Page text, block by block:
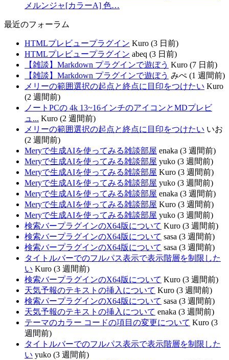
メルンジャ[カラーA] 色…
最近のフォーラム
HTMLプレビュープラグイン Kuro (3 日前)
HTMLプレビュープラグイン abeq (3 日前)
【雑談】Markdown プラグインで遊ぼう Kuro (7 日前)
【雑談】Markdown プラグインで遊ぼう みぺ (1 週間前)
メリーの範囲選択の起点と終点に目印をつけたい Kuro
(2 週間前)
ノートPCの 4k 13~16インチのアイコンとMDプレビ
ュ... Kuro (2 週間前)
メリーの範囲選択の起点と終点に目印をつけたい いお
(2 週間前)
Meryで生成AIを使ってみる雑談部屋 enaka (3 週間前)
Meryで生成AIを使ってみる雑談部屋 yuko (3 週間前)
Meryで生成AIを使ってみる雑談部屋 Kuro (3 週間前)
Meryで生成AIを使ってみる雑談部屋 yuko (3 週間前)
Meryで生成AIを使ってみる雑談部屋 enaka (3 週間前)
Meryで生成AIを使ってみる雑談部屋 Kuro (3 週間前)
Meryで生成AIを使ってみる雑談部屋 yuko (3 週間前)
検索バープラグインのX64版について Kuro (3 週間前)
検索バープラグインのX64版について sasa (3 週間前)
検索バープラグインのX64版について sasa (3 週間前)
タイトルバーでのフルパス表示で表示階層を制限した
い Kuro (3 週間前)
検索バープラグインのX64版について Kuro (3 週間前)
天気予報のテキストの挿入について Kuro (3 週間前)
検索バープラグインのX64版について sasa (3 週間前)
天気予報のテキストの挿入について enaka (3 週間前)
テーマのカラー コードの項目の変更について Kuro (3
週間前)
タイトルバーでのフルパス表示で表示階層を制限した
い yuko (3 週間前)